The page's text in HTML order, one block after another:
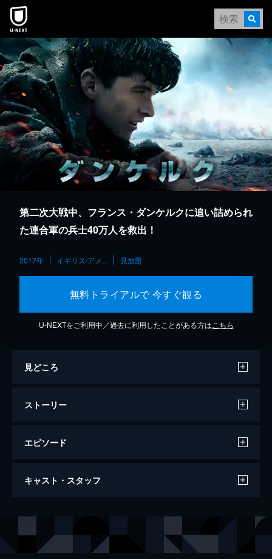
本文へスキップ
第二次大戦中、フランス・ダンケルクに追い詰められ
た連合軍の兵士40万人を救出！
2017年 イギリス/アメ... 見放題
無料トライアルで 今すぐ観る
U-NEXTをご利用中／過去に利用したことがある方は こちら
見どころ
ストーリー
エピソード
ダンケルク
キャスト・スタッフ
ピーター